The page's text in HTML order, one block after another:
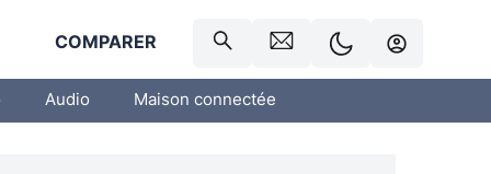
COMPARER
Audio Maison connectée